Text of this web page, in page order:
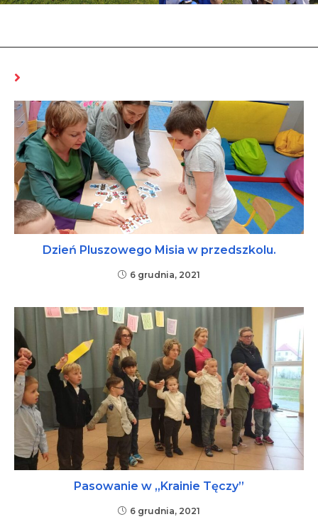
Dzień Pluszowego Misia w przedszkolu.
6 grudnia, 2021
Pasowanie w „Krainie Tęczy”
6 grudnia, 2021